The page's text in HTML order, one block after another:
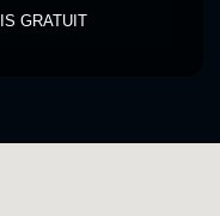
GRATUIT